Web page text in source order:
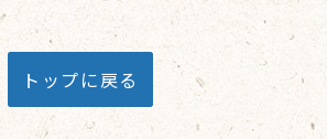
トップに戻る